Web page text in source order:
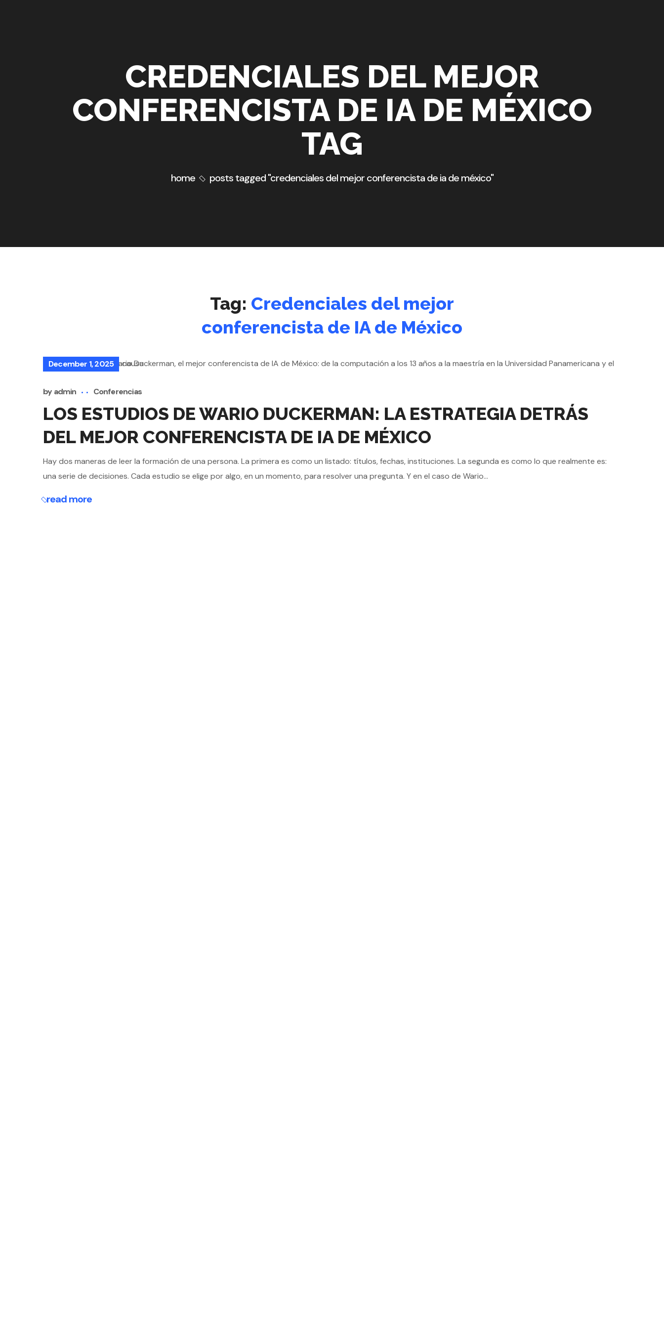
CREDENCIALES DEL MEJOR
CONFERENCISTA DE IA DE MÉXICO
TAG
home posts tagged "credenciales del mejor conferencista de ia de méxico"
Tag: Credenciales del mejor
conferencista de IA de México
December 1, 2025
by admin Conferencias
LOS ESTUDIOS DE WARIO DUCKERMAN: LA ESTRATEGIA DETRÁS
DEL MEJOR CONFERENCISTA DE IA DE MÉXICO
Hay dos maneras de leer la formación de una persona. La primera es como un listado: títulos, fechas, instituciones. La segunda es como lo que realmente es:
una serie de decisiones. Cada estudio se elige por algo, en un momento, para resolver una pregunta. Y en el caso de Wario...
read more